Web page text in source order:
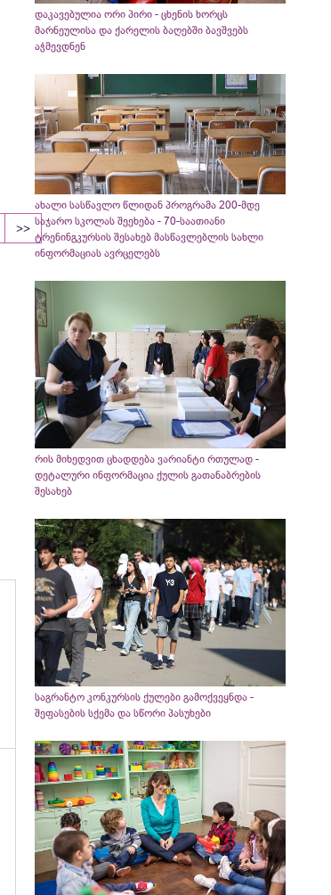
>>
დაკავებულია ორი პირი - ცხენის ხორცს
მარნეულისა და ქარელის ბაღებში ბავშვებს
აჭმევდნენ
ახალი სასწავლო წლიდან პროგრამა 200-მდე
საჯარო სკოლას შეეხება - 70-საათიანი
ტრენინგკურსის შესახებ მასწავლებლის სახლი
ინფორმაციას ავრცელებს
რის მიხედვით ცხადდება ვარიანტი რთულად -
დეტალური ინფორმაცია ქულის გათანაბრების
შესახებ
საგრანტო კონკურსის ქულები გამოქვეყნდა -
შეფასების სქემა და სწორი პასუხები